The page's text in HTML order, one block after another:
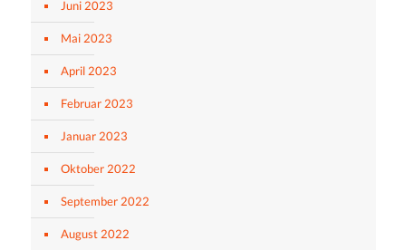
Juni 2023
Mai 2023
April 2023
Februar 2023
Januar 2023
Oktober 2022
September 2022
August 2022